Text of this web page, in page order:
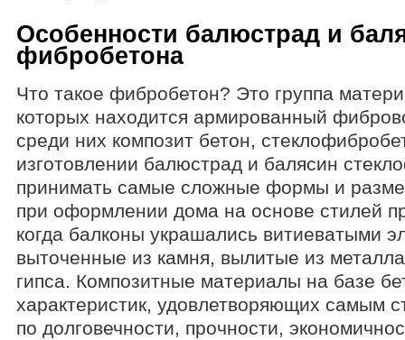
Особенности балюстрад и
фибробетона
Что такое фибробетон? Это группа
которых находится армированный
среди них композит бетон,
изготовлении балюстрад и балясин
принимать самые сложные формы и
при оформлении дома на основе стилей
когда балконы украшались витиеватыми
выточенные из камня, вылитые из
гипса. Композитные материалы на базе
характеристик, удовлетворяющих самым
по долговечности, прочности,